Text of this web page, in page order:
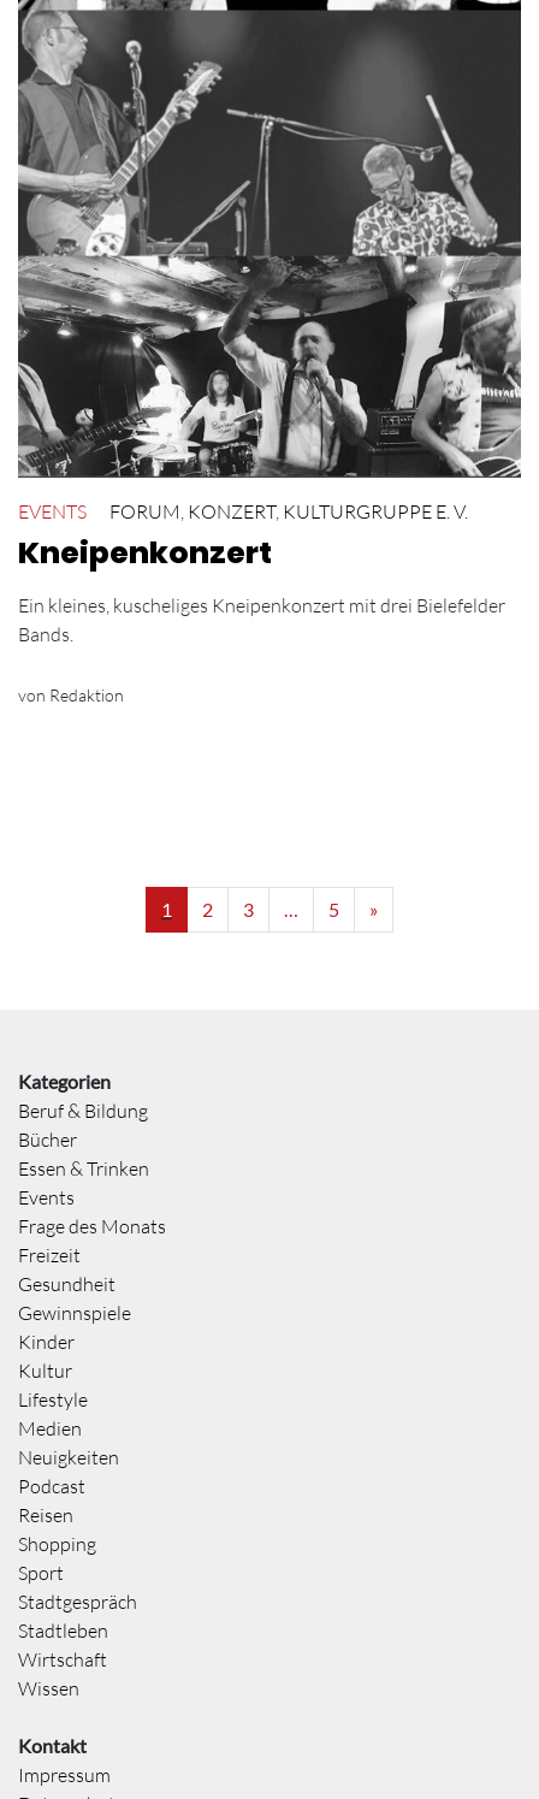
EVENTS FORUM KONZERT, KULTURGRUPPE E. V.
Kneipenkonzert
Ein kleines, kuscheliges Kneipenkonzert mit drei Bielefelder
Bands.
von Redaktion
1 2 3 … 5 »
Kategorien
Beruf & Bildung
Bücher
Essen & Trinken
Events
Frage des Monats
Freizeit
Gesundheit
Gewinnspiele
Kinder
Kultur
Lifestyle
Medien
Neuigkeiten
Podcast
Reisen
Shopping
Sport
Stadtgespräch
Stadtleben
Wirtschaft
Wissen
Kontakt
Impressum